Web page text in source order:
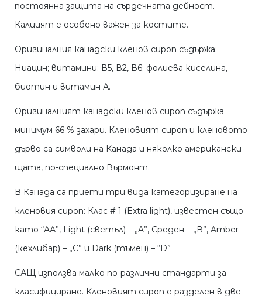
постоянна защита на сърдечната дейност.
Калцият е особено важен за костите.
Оригиналния канадски кленов сироп съдържа:
Ниацин; витамини: В5, В2, В6; фолиева киселина,
биотин и витамин А.
Оригиналният канадски кленов сироп съдържа
минимум 66 % захари. Кленовият сироп и кленовото
дърво са символи на Канада и няколко американски
щата, по-специално Върмонт.
В Канада са приети три вида категоризиране на
кленовия сироп: Клас # 1 (Extra light), известен също
като “АА”, Light (светъл) – „A”, Среден – „В”, Amber
(кехлибар) – „C” и Dark (тъмен) – “D”
САЩ използва малко по-различни стандарти за
класифициране. Кленовият сироп е разделен в две